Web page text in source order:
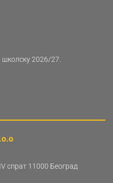
2026/27.
спрат 11000 Београд